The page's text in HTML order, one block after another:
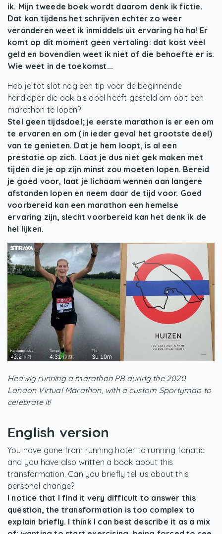
ik. Mijn tweede boek wordt daarom denk ik fictie.
Dat kan tijdens het schrijven echter zo weer
veranderen weet ik inmiddels uit ervaring ha ha! Er
komt op dit moment geen vertaling: dat kost veel
geld en bovendien weet ik niet of die behoefte er is.
Wie weet in de toekomst...
Heb je tot slot nog een tip voor de beginnende
hardloper die ook als doel heeft gesteld om ooit een
marathon te lopen?
Stel geen tijdsdoel; je eerste marathon is er een om
te ervaren en om (in ieder geval het grootste deel)
van te genieten. Dat je hem loopt, is al een
prestatie op zich. Laat je dus niet gek maken met
tijden die je op zijn minst zou moeten lopen. Bereid
je goed voor, laat je lichaam wennen aan langere
afstanden lopen en neem daar de tijd voor. Goed
voorbereid kan een marathon een hemelse
ervaring zijn, slecht voorbereid kan het denk ik de
hel lijken.
Hedwig running a marathon PB during the 2020
London Virtual Marathon, with a custom Sportymap to
celebrate it!
English version
You have gone from running hater to running fanatic
and you have also written a book about this
transformation. Can you briefly tell us about this
personal change?
I notice that I find it very difficult to answer this
question, the transformation is too complex to
explain briefly. I think I can best describe it as a mix